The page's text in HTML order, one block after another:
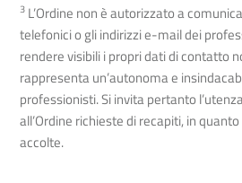
3 L’Ordine non è autorizzato a
telefonici o gli indirizzi e-mail dei
rendere visibili i propri dati di contatto
rappresenta un’autonoma e
professionisti. Si invita pertanto
all’Ordine richieste di recapiti, in
accolte.